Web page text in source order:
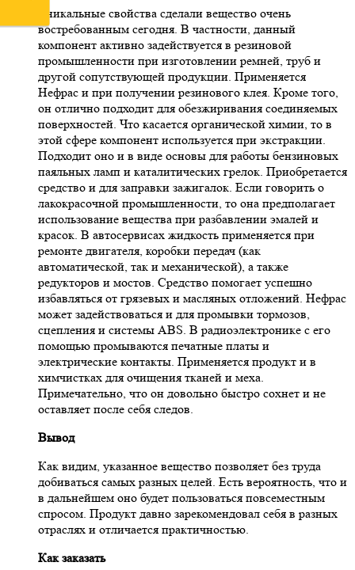
Уникальные свойства сделали вещество очень
востребованным сегодня. В частности, данный
компонент активно задействуется в резиновой
промышленности при изготовлении ремней, труб и
другой сопутствующей продукции. Применяется
Нефрас и при получении резинового клея. Кроме того,
он отлично подходит для обезжиривания соединяемых
поверхностей. Что касается органической химии, то в
этой сфере компонент используется при экстракции.
Подходит оно и в виде основы для работы бензиновых
паяльных ламп и каталитических грелок. Приобретается
средство и для заправки зажигалок. Если говорить о
лакокрасочной промышленности, то она предполагает
использование вещества при разбавлении эмалей и
красок. В автосервисах жидкость применяется при
ремонте двигателя, коробки передач (как
автоматической, так и механической), а также
редукторов и мостов. Средство помогает успешно
избавляться от грязевых и масляных отложений. Нефрас
может задействоваться и для промывки тормозов,
сцепления и системы ABS. В радиоэлектронике с его
помощью промываются печатные платы и
электрические контакты. Применяется продукт и в
химчистках для очищения тканей и меха.
Примечательно, что он довольно быстро сохнет и не
оставляет после себя следов.
Вывод
Как видим, указанное вещество позволяет без труда
добиваться самых разных целей. Есть вероятность, что и
в дальнейшем оно будет пользоваться повсеместным
спросом. Продукт давно зарекомендовал себя в разных
отраслях и отличается практичностью.
Как заказать